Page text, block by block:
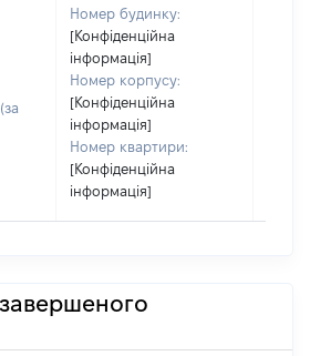
Номер будинку:
[Конфіденційна
інформація]
Номер корпусу:
[Конфіденційна
інформація]
Номер квартири:
[Конфіденційна
інформація]